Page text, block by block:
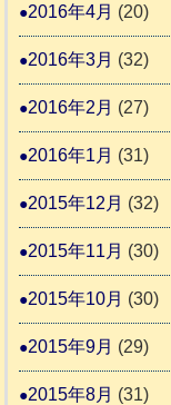
2016年4月 (20)
2016年3月 (32)
2016年2月 (27)
2016年1月 (31)
2015年12月 (32)
2015年11月 (30)
2015年10月 (30)
2015年9月 (29)
2015年8月 (31)